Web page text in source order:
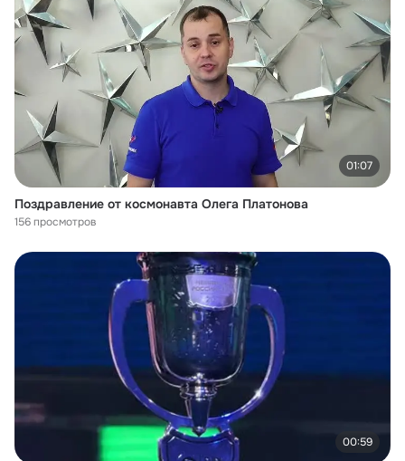
01:07
Поздравление от космонавта Олега Платонова
156 просмотров
00:59